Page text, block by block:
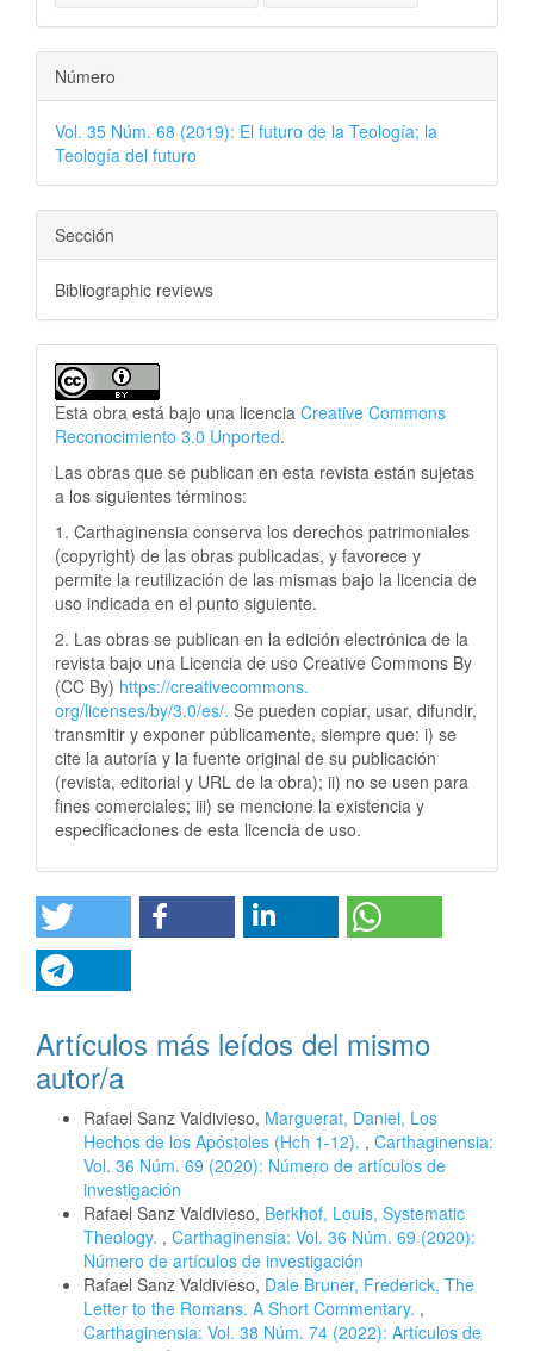
Número
Vol. 35 Núm. 68 (2019): El futuro de la Teología; la
Teología del futuro
Sección
Bibliographic reviews
Esta obra está bajo una licencia Creative Commons
Reconocimiento 3.0 Unported.
Las obras que se publican en esta revista están sujetas
a los siguientes términos:
1. Carthaginensia conserva los derechos patrimoniales
(copyright) de las obras publicadas, y favorece y
permite la reutilización de las mismas bajo la licencia de
uso indicada en el punto siguiente.
2. Las obras se publican en la edición electrónica de la
revista bajo una Licencia de uso Creative Commons By
(CC By) https://creativecommons.
org/licenses/by/3.0/es/. Se pueden copiar, usar, difundir,
transmitir y exponer públicamente, siempre que: i) se
cite la autoría y la fuente original de su publicación
(revista, editorial y URL de la obra); ii) no se usen para
fines comerciales; iii) se mencione la existencia y
especificaciones de esta licencia de uso.
Artículos más leídos del mismo
autor/a
Rafael Sanz Valdivieso, Marguerat, Daniel, Los
Hechos de los Apóstoles (Hch 1-12). , Carthaginensia:
Vol. 36 Núm. 69 (2020): Número de artículos de
investigación
Rafael Sanz Valdivieso, Berkhof, Louis, Systematic
Theology. , Carthaginensia: Vol. 36 Núm. 69 (2020):
Número de artículos de investigación
Rafael Sanz Valdivieso, Dale Bruner, Frederick, The
Letter to the Romans. A Short Commentary. ,
Carthaginensia: Vol. 38 Núm. 74 (2022): Artículos de